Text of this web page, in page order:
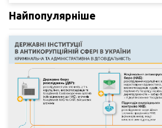
Найпопулярніше